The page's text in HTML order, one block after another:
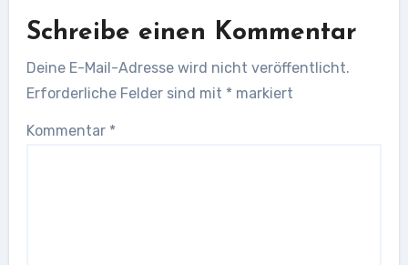
Schreibe einen Kommentar
Deine E-Mail-Adresse wird nicht veröffentlicht.
Erforderliche Felder sind mit * markiert
Kommentar *